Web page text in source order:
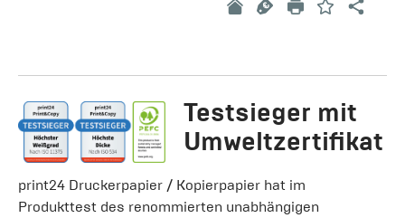
Testsieger mit
Umweltzertifikat
print24 Druckerpapier / Kopierpapier hat im
Produkttest des renommierten unabhängigen